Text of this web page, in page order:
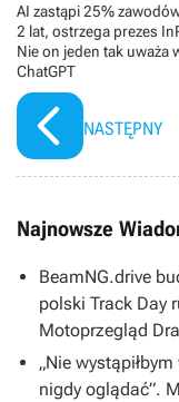
AI zastąpi 25%
2 lat, ostrzega prezes
Nie on jeden tak uważa
ChatGPT
NASTĘPNY
Najnowsze
BeamNG.drive
polski Track Day
Motoprzegląd
„Nie
nigdy oglądać”.